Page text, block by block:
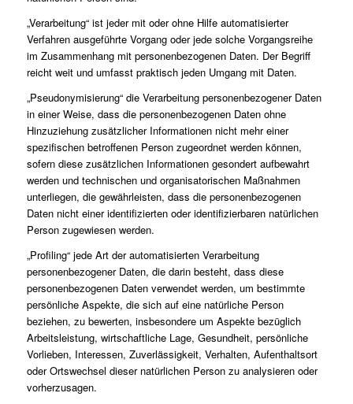
„Verarbeitung“ ist jeder mit oder ohne Hilfe automatisierter
Verfahren ausgeführte Vorgang oder jede solche Vorgangsreihe
im Zusammenhang mit personenbezogenen Daten. Der Begriff
reicht weit und umfasst praktisch jeden Umgang mit Daten.
„Pseudonymisierung“ die Verarbeitung personenbezogener Daten
in einer Weise, dass die personenbezogenen Daten ohne
Hinzuziehung zusätzlicher Informationen nicht mehr einer
spezifischen betroffenen Person zugeordnet werden können,
sofern diese zusätzlichen Informationen gesondert aufbewahrt
werden und technischen und organisatorischen Maßnahmen
unterliegen, die gewährleisten, dass die personenbezogenen
Daten nicht einer identifizierten oder identifizierbaren natürlichen
Person zugewiesen werden.
„Profiling“ jede Art der automatisierten Verarbeitung
personenbezogener Daten, die darin besteht, dass diese
personenbezogenen Daten verwendet werden, um bestimmte
persönliche Aspekte, die sich auf eine natürliche Person
beziehen, zu bewerten, insbesondere um Aspekte bezüglich
Arbeitsleistung, wirtschaftliche Lage, Gesundheit, persönliche
Vorlieben, Interessen, Zuverlässigkeit, Verhalten, Aufenthaltsort
oder Ortswechsel dieser natürlichen Person zu analysieren oder
vorherzusagen.